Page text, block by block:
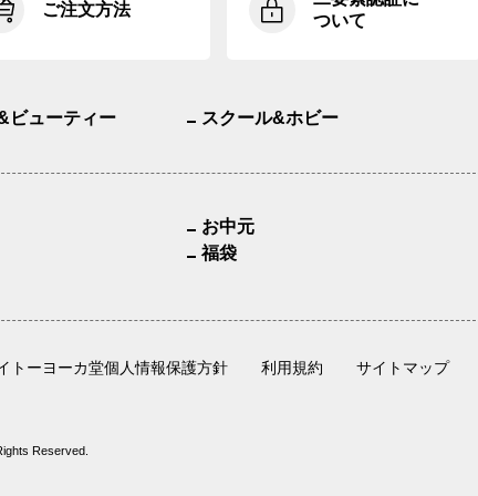
ご注文方法
ついて
ビューティー スクール&ホビー
お中元
福袋
トーヨーカ堂個人情報保護方針 利用規約 サイトマップ
Reserved.